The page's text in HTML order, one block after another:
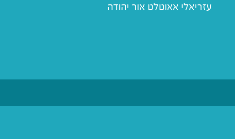
עזריאלי אאוטלט אור יהודה